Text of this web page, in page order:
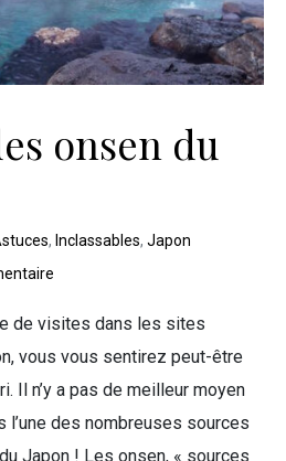
, Inclassables, Japon
onsen du
de visites dans les sites
vous vous sentirez peut-être
Il n’y a pas de meilleur moyen
l’une des nombreuses sources
Japon ! Les onsen, « sources